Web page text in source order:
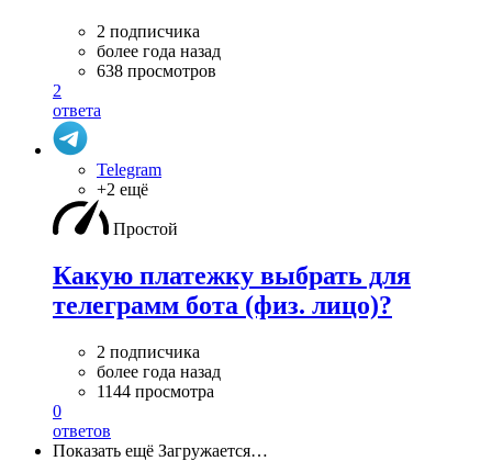
2 подписчика
более года назад
638 просмотров
2
ответа
Telegram
+2 ещё
Простой
Какую платежку выбрать для
телеграмм бота (физ. лицо)?
2 подписчика
более года назад
1144 просмотра
0
ответов
Показать ещё Загружается…